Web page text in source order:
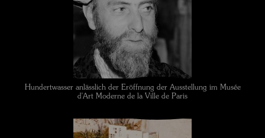
Hundertwasser anlässlich der Eröffnung der Ausstellung im Musée
d'Art Moderne de la Ville de Paris